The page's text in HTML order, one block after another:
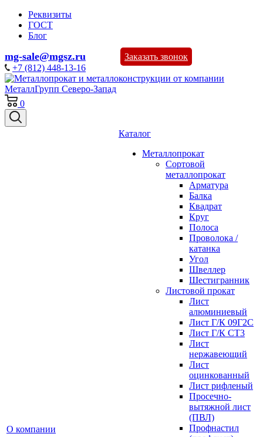
Реквизиты
ГОСТ
Блог
mg-sale@mgsz.ru
Заказать звонок
+7 (812) 448-13-16
0
О компании
Каталог
Металлопрокат
Сортовой
металлопрокат
Арматура
Балка
Квадрат
Круг
Полоса
Проволока /
катанка
Угол
Швеллер
Шестигранник
Листовой прокат
Лист
алюминиевый
Лист Г/К 09Г2С
Лист Г/К СТ3
Лист
нержавеющий
Лист
оцинкованный
Лист рифленый
Просечно-
вытяжной лист
(ПВЛ)
Профнастил